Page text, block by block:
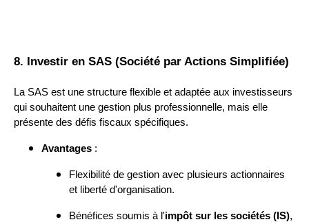
8. Investir en SAS (Société par Actions Simplifiée)
La SAS est une structure flexible et adaptée aux investisseurs
qui souhaitent une gestion plus professionnelle, mais elle
présente des défis fiscaux spécifiques.
Avantages :
Flexibilité de gestion avec plusieurs actionnaires
et liberté d'organisation.
Bénéfices soumis à l'impôt sur les sociétés (IS),